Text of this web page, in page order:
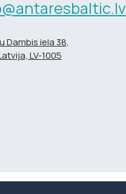
Dambis iela 38,
LV-1005